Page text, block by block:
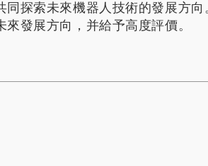
同探索未來機器人技術的發展方
發展方向，并給予高度評價。